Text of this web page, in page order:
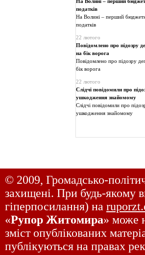
податків
На Волині – перший
податків
22 лютого
Повідомлено про підозру
на бік ворога
Повідомлено про підозру
бік ворога
22 лютого
Слідчі повідомили про
ушкодження знайомому
Слідчі повідомили про
ушкодження знайомому
© 2009, Громадсько-
захищені. При будь-якому
гіперпосилання) на
«Рупор Житомира» може
зміст опублікованих
публікуються на правах